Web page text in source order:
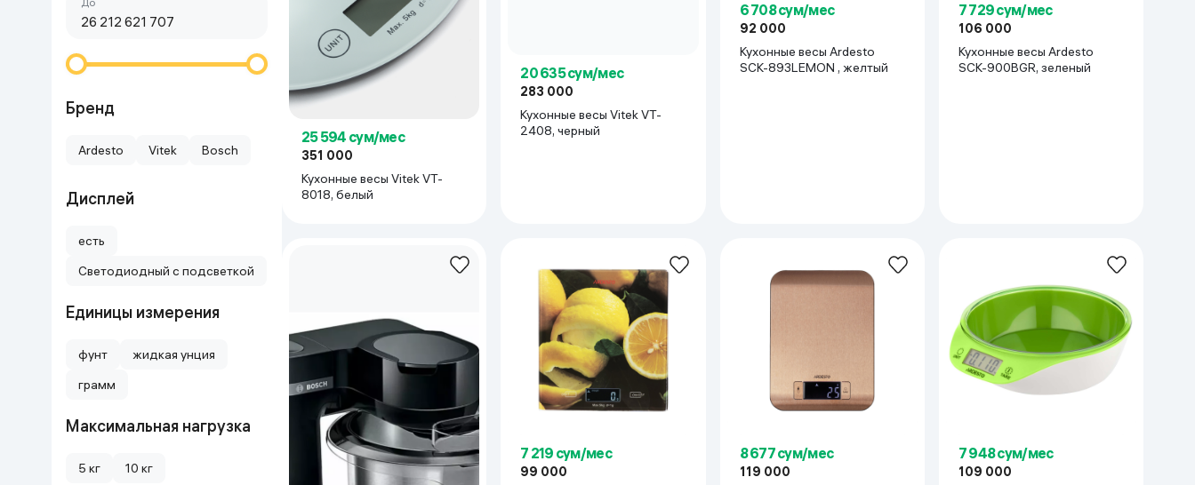
Спортивные товары
Автотовары
Дом и сад
Канцелярия
Очки виртуальной реальности
Умные очки
Бренд
Ardesto Vitek Bosch
Дисплей
есть
Светодиодный с подсветкой
Единицы измерения
фунт
жидкая унция
грамм
Максимальная нагрузка
5 кг 10 кг
25 594 сум/мес
351 000
Кухонные весы Vitek VT-
8018, белый
20 635 сум/мес
283 000
Кухонные весы Vitek VT-
2408, черный
6 708 сум/мес
92 000
Кухонные весы Ardesto
SCK-893LEMON , желтый
7 729 сум/мес
106 000
Кухонные весы Ardesto
SCK-900BGR, зеленый
7 219 сум/мес
99 000
8 677 сум/мес
119 000
7 948 сум/мес
109 000